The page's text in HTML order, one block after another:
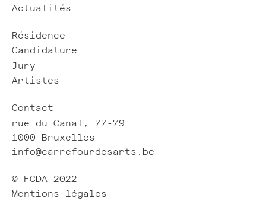
Actualités
Résidence
Candidature
Jury
Artistes
Contact
rue du Canal, 77-79
1000 Bruxelles
info@carrefourdesarts.be
© FCDA 2022
Mentions légales